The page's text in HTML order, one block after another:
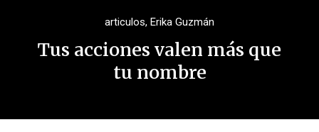
articulos, Erika Guzmán
Tus acciones valen más que
tu nombre